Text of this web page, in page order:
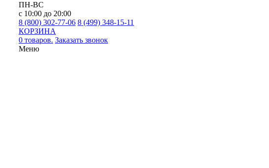
ПН-ВС
с 10:00 до 20:00
8 (800) 302-77-06 8 (499) 348-15-11
КОРЗИНА
0 товаров. Заказать звонок
Меню